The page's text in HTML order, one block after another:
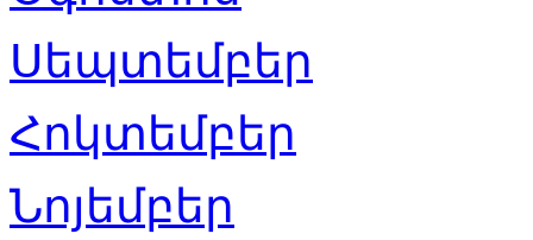
Սեպտեմբեր
Հոկտեմբեր
Նոյեմբեր